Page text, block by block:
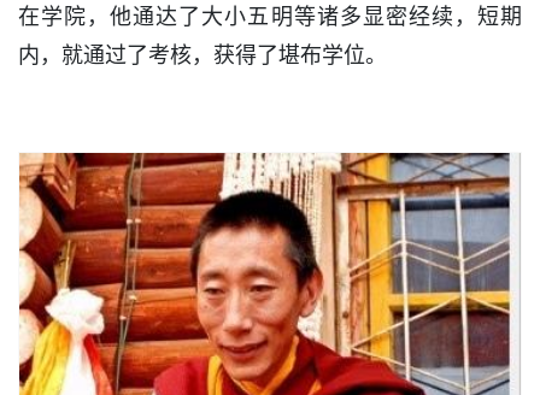
在学院，他通达了大小五明等诸多显密经续，短期
内，就通过了考核，获得了堪布学位。